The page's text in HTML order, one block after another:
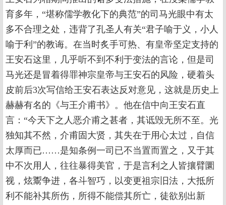
育多年，“堪称儒学教化下的典范”的司马光眼中有太
多不合理之处，违背了孔圣人有关“君子喻于义，小人
喻于利”的教诲。在当时炙手可热、有皇帝坚定支持的
王安石这里，几乎听不到不利于变法的言论，但是司
马光还是冒着得罪神宗皇帝与王安石的风险，硬着头
皮前后3次写信给王安石表达反对意见，这就是历史上
赫赫有名的《与王介甫书》。他在信中向王安石直
言：“今天下之人恶介甫之甚者，其诋毁无所不至。光
独知其不然，介甫固大贤，其失在于用心太过，自信
太厚而已……是知条例一司已不当置而置之，又于其
中不次用人，往往暴得美官，于是言利之人皆攘臂圜
视，炫鬻争进，各斗智巧，以变更祖宗旧法，大抵所
利不能补其所伤，所得不能偿其所亡，徒欲别出新